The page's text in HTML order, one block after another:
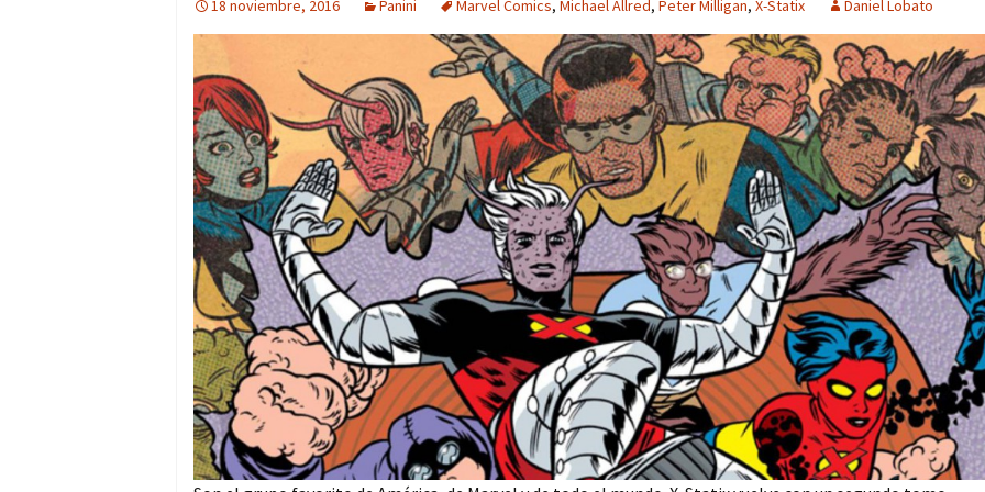
18 noviembre, 2016 Panini Marvel Comics, Michael Allred, Peter Milligan, X-Statix Daniel Lobato